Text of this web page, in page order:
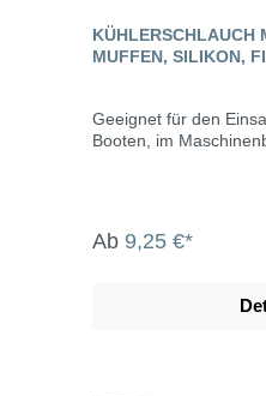
KÜHLERSCHLAUCH
MUFFEN, SILIKON,
Geeignet für den
Booten, im
Ab 9,25 €*